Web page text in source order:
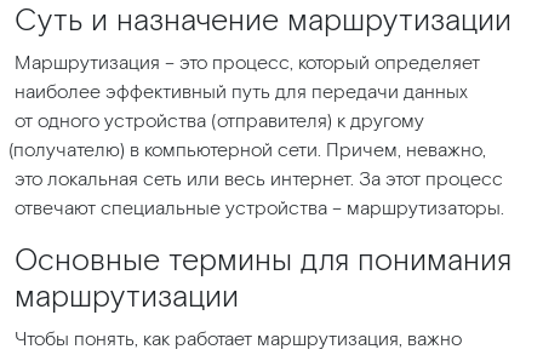
Суть и назначение маршрутизации
Маршрутизация – это процесс, который определяет
наиболее эффективный путь для передачи данных
от одного устройства (отправителя) к другому
(получателю) в компьютерной сети. Причем, неважно,
это локальная сеть или весь интернет. За этот процесс
отвечают специальные устройства – маршрутизаторы.
Основные термины для понимания
маршрутизации
Чтобы понять, как работает маршрутизация, важно